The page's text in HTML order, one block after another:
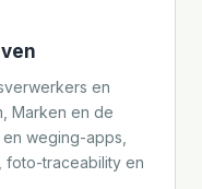
en
Marken en de
weging-apps,
foto-traceability en